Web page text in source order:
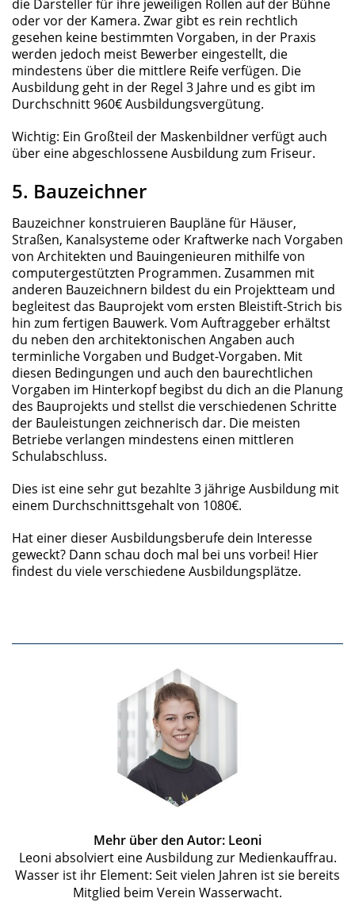
die Darsteller für ihre jeweiligen Rollen auf der Bühne
oder vor der Kamera. Zwar gibt es rein rechtlich
gesehen keine bestimmten Vorgaben, in der Praxis
werden jedoch meist Bewerber eingestellt, die
mindestens über die mittlere Reife verfügen. Die
Ausbildung geht in der Regel 3 Jahre und es gibt im
Durchschnitt 960€ Ausbildungsvergütung.
Wichtig: Ein Großteil der Maskenbildner verfügt auch
über eine abgeschlossene Ausbildung zum Friseur.
5. Bauzeichner
Bauzeichner konstruieren Baupläne für Häuser,
Straßen, Kanalsysteme oder Kraftwerke nach Vorgaben
von Architekten und Bauingenieuren mithilfe von
computergestützten Programmen. Zusammen mit
anderen Bauzeichnern bildest du ein Projektteam und
begleitest das Bauprojekt vom ersten Bleistift-Strich bis
hin zum fertigen Bauwerk. Vom Auftraggeber erhältst
du neben den architektonischen Angaben auch
terminliche Vorgaben und Budget-Vorgaben. Mit
diesen Bedingungen und auch den baurechtlichen
Vorgaben im Hinterkopf begibst du dich an die Planung
des Bauprojekts und stellst die verschiedenen Schritte
der Bauleistungen zeichnerisch dar. Die meisten
Betriebe verlangen mindestens einen mittleren
Schulabschluss.
Dies ist eine sehr gut bezahlte 3 jährige Ausbildung mit
einem Durchschnittsgehalt von 1080€.
Hat einer dieser Ausbildungsberufe dein Interesse
geweckt? Dann schau doch mal bei uns vorbei! Hier
findest du viele verschiedene Ausbildungsplätze.
Mehr über den Autor: Leoni
Leoni absolviert eine Ausbildung zur Medienkauffrau.
Wasser ist ihr Element: Seit vielen Jahren ist sie bereits
Mitglied beim Verein Wasserwacht.